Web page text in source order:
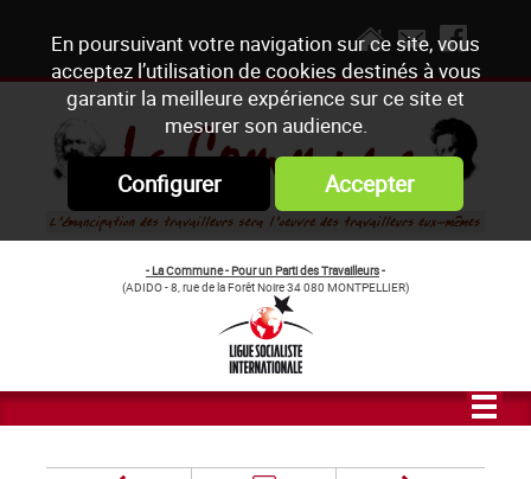
En poursuivant votre navigation sur ce site, vous
acceptez l’utilisation de cookies destinés à vous
garantir la meilleure expérience sur ce site et
mesurer son audience.
Configurer Accepter
- La Commune - Pour un Parti des Travailleurs-
(ADIDO - 8, rue de la Forêt Noire 34 080 MONTPELLIER)